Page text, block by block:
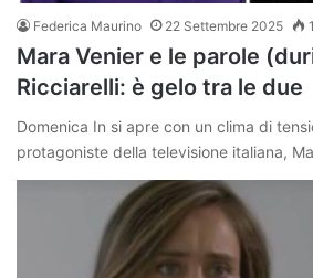
Federica Maurino 22 Settembre 2025
Mara Venier e le parole
Ricciarelli: è gelo tra le due
Domenica In si apre con un clima di
protagoniste della televisione italiana,